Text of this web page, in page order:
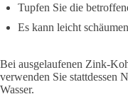
Tupfen Sie die
Es kann leicht
Bei ausgelaufenen Zink-
verwenden Sie stattdessen
Wasser.